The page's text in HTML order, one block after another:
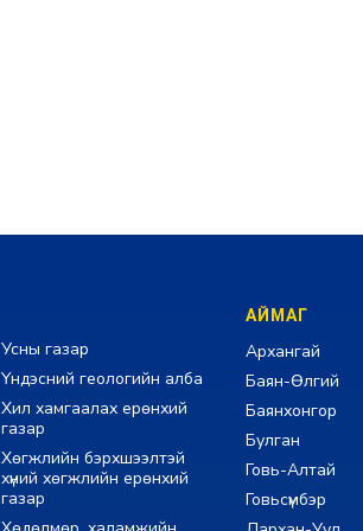
Усны газар
Үндэсний геологийн алба
Хил хамгаалах ерөнхий
газар
Хөгжлийн бэрхшээлтэй
хүний хөгжлийн ерөнхий
газар
АЙМАГ
Архангай
Баян-Өлгий
Баянхонгор
Булган
Говь-Алтай
Говьсүмбэр